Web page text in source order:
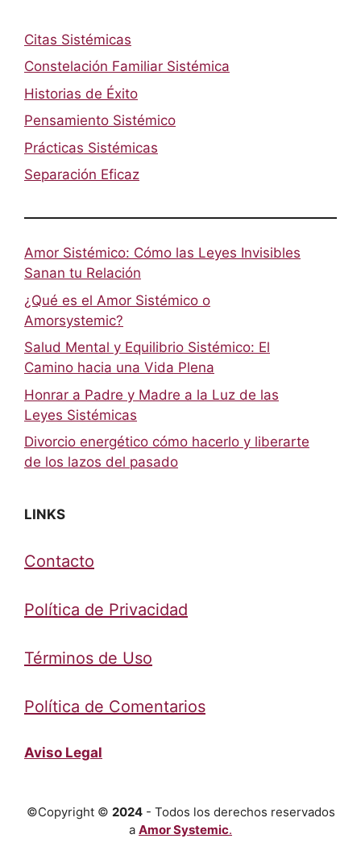
Citas Sistémicas
Constelación Familiar Sistémica
Historias de Éxito
Pensamiento Sistémico
Prácticas Sistémicas
Separación Eficaz
Amor Sistémico: Cómo las Leyes Invisibles
Sanan tu Relación
¿Qué es el Amor Sistémico o
Amorsystemic?
Salud Mental y Equilibrio Sistémico: El
Camino hacia una Vida Plena
Honrar a Padre y Madre a la Luz de las
Leyes Sistémicas
Divorcio energético cómo hacerlo y liberarte
de los lazos del pasado
LINKS
Contacto
Política de Privacidad
Términos de Uso
Política de Comentarios
Aviso Legal
©Copyright © 2024- Todos los derechos reservados
a Amor Systemic.